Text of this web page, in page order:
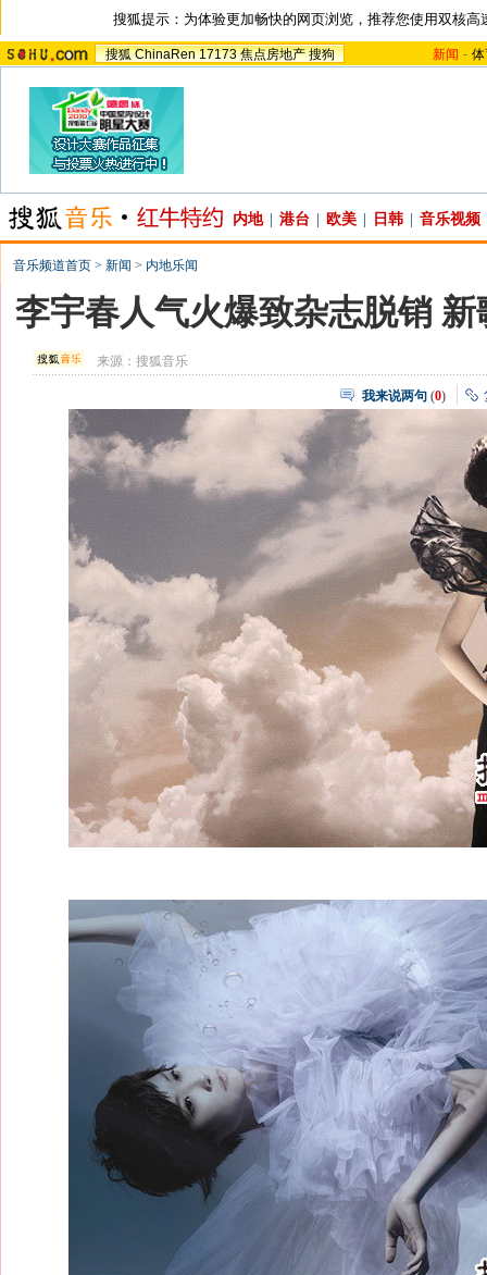
搜狐提示：为体验更加畅快的网页浏览，推荐您使用双核高
搜狐 ChinaRen 17173 焦点房地产 搜狗 新闻 -
内地 港台 欧美 日韩 音乐视频
音乐频道首页 > 新闻 > 内地乐闻
李宇春人气火爆致杂志脱销
来源：搜狐音乐
我来说两句 (0)